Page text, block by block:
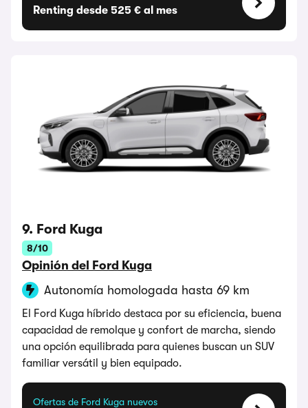
Renting desde 525 € al mes
9. Ford Kuga
8/10
Opinión del Ford Kuga
Autonomía homologada hasta 69 km
El Ford Kuga híbrido destaca por su eficiencia, buena
capacidad de remolque y confort de marcha, siendo
una opción equilibrada para quienes buscan un SUV
familiar versátil y bien equipado.
Ofertas de Ford Kuga nuevos